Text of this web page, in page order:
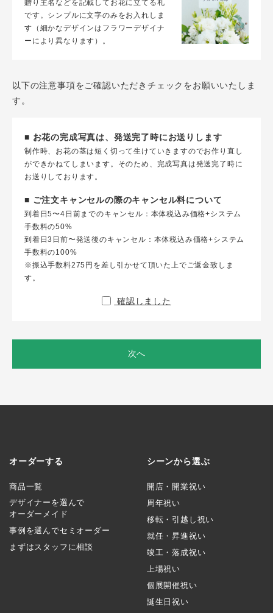
贈り主名などを記載してお花に立てる札
です。シンプルに文字のみをお入れしま
す（細かなデザインはフラワーデザイナ
ーにより異なります）。
以下の注意事項をご確認いただきチェックをお願いいたしま
す。
■ お花の完成写真は、発送完了時にお送りします
制作時、お花の茎は短く切って生けていきますのでお作り直し
ができかねてしまいます。そのため、完成写真は発送完了時に
お送りしております。
■ ご注文キャンセルの際のキャンセル料について
到着日5〜4日前までのキャンセル：本体税込み価格+システム
手数料の50%
到着日3日前〜発送後のキャンセル：本体税込み価格+システム
手数料の100%
※振込手数料275円を差し引かせて頂いた上でご返金致しま
す。
確認しました
次へ
オーダーする
商品一覧
デザイナーを選んで
オーダーメイド
事例を選んでセミオーダー
まずはスタッフに相談
シーンから選ぶ
開店・開業祝い
周年祝い
移転・引越し祝い
就任・昇進祝い
竣工・落成祝い
上場祝い
個展開催祝い
誕生日祝い